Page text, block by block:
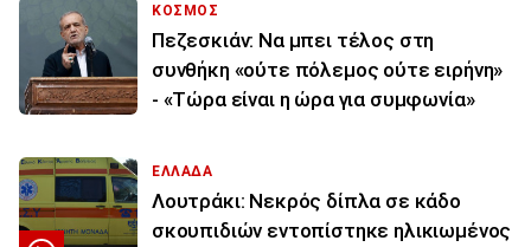
ΚΟΣΜΟΣ
Πεζεσκιάν: Να μπει τέλος στη
συνθήκη «ούτε πόλεμος ούτε ειρήνη»
- «Τώρα είναι η ώρα για συμφωνία»
ΕΛΛΑΔΑ
Λουτράκι: Νεκρός δίπλα σε κάδο
σκουπιδιών εντοπίστηκε ηλικιωμένος